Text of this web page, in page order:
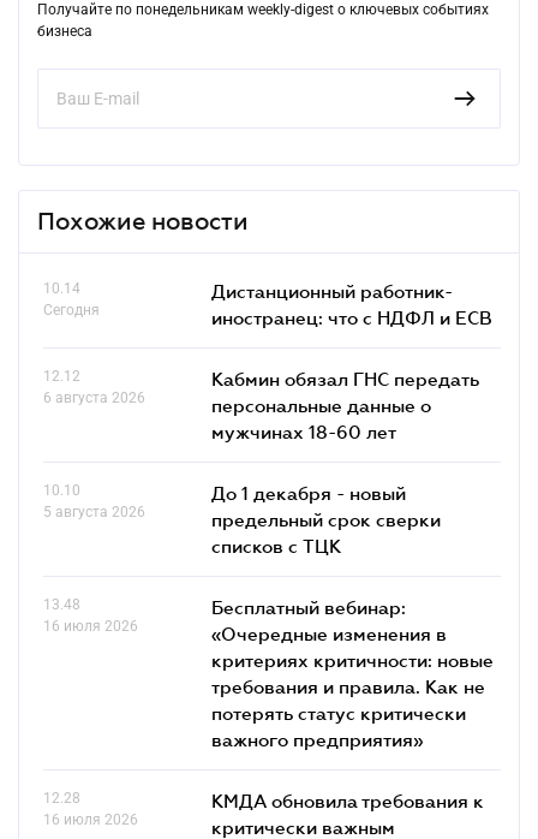
Получайте по понедельникам weekly-digest о ключевых событиях
бизнеса
Похожие новости
10.14
Сегодня
Дистанционный работник-
иностранец: что с НДФЛ и ЕСВ
12.12
6 августа 2026
Кабмин обязал ГНС передать
персональные данные о
мужчинах 18-60 лет
10.10
5 августа 2026
До 1 декабря - новый
предельный срок сверки
списков c ТЦК
13.48
16 июля 2026
Бесплатный вебинар:
«Очередные изменения в
критериях критичности: новые
требования и правила. Как не
потерять статус критически
важного предприятия»
12.28
16 июля 2026
КМДА обновила требования к
критически важным